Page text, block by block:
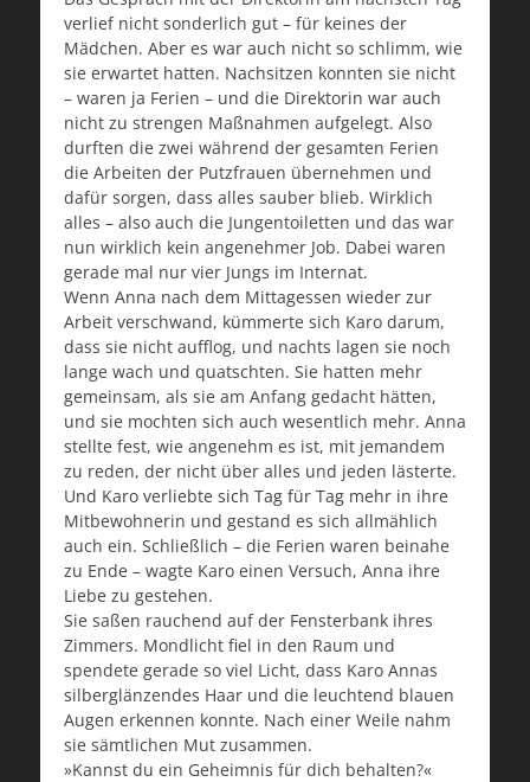
verlief nicht sonderlich gut – für keines der
Mädchen. Aber es war auch nicht so schlimm, wie
sie erwartet hatten. Nachsitzen konnten sie nicht
– waren ja Ferien – und die Direktorin war auch
nicht zu strengen Maßnahmen aufgelegt. Also
durften die zwei während der gesamten Ferien
die Arbeiten der Putzfrauen übernehmen und
dafür sorgen, dass alles sauber blieb. Wirklich
alles – also auch die Jungentoiletten und das war
nun wirklich kein angenehmer Job. Dabei waren
gerade mal nur vier Jungs im Internat.
Wenn Anna nach dem Mittagessen wieder zur
Arbeit verschwand, kümmerte sich Karo darum,
dass sie nicht aufflog, und nachts lagen sie noch
lange wach und quatschten. Sie hatten mehr
gemeinsam, als sie am Anfang gedacht hätten,
und sie mochten sich auch wesentlich mehr. Anna
stellte fest, wie angenehm es ist, mit jemandem
zu reden, der nicht über alles und jeden lästerte.
Und Karo verliebte sich Tag für Tag mehr in ihre
Mitbewohnerin und gestand es sich allmählich
auch ein. Schließlich – die Ferien waren beinahe
zu Ende – wagte Karo einen Versuch, Anna ihre
Liebe zu gestehen.
Sie saßen rauchend auf der Fensterbank ihres
Zimmers. Mondlicht fiel in den Raum und
spendete gerade so viel Licht, dass Karo Annas
silberglänzendes Haar und die leuchtend blauen
Augen erkennen konnte. Nach einer Weile nahm
sie sämtlichen Mut zusammen.
»Kannst du ein Geheimnis für dich behalten?«